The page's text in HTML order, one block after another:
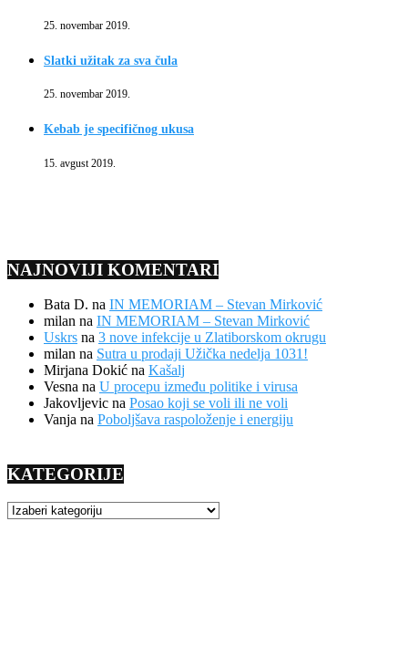
25. novembar 2019.
Slatki užitak za sva čula
25. novembar 2019.
Kebab je specifičnog ukusa
15. avgust 2019.
NAJNOVIJI KOMENTARI
Bata D. na IN MEMORIAM – Stevan Mirković
milan na IN MEMORIAM – Stevan Mirković
Uskrs na 3 nove infekcije u Zlatiborskom okrugu
milan na Sutra u prodaji Užička nedelja 1031!
Mirjana Dokić na Kašalj
Vesna na U procepu između politike i virusa
Jakovljevic na Posao koji se voli ili ne voli
Vanja na Poboljšava raspoloženje i energiju
KATEGORIJE
KATEGORIJE